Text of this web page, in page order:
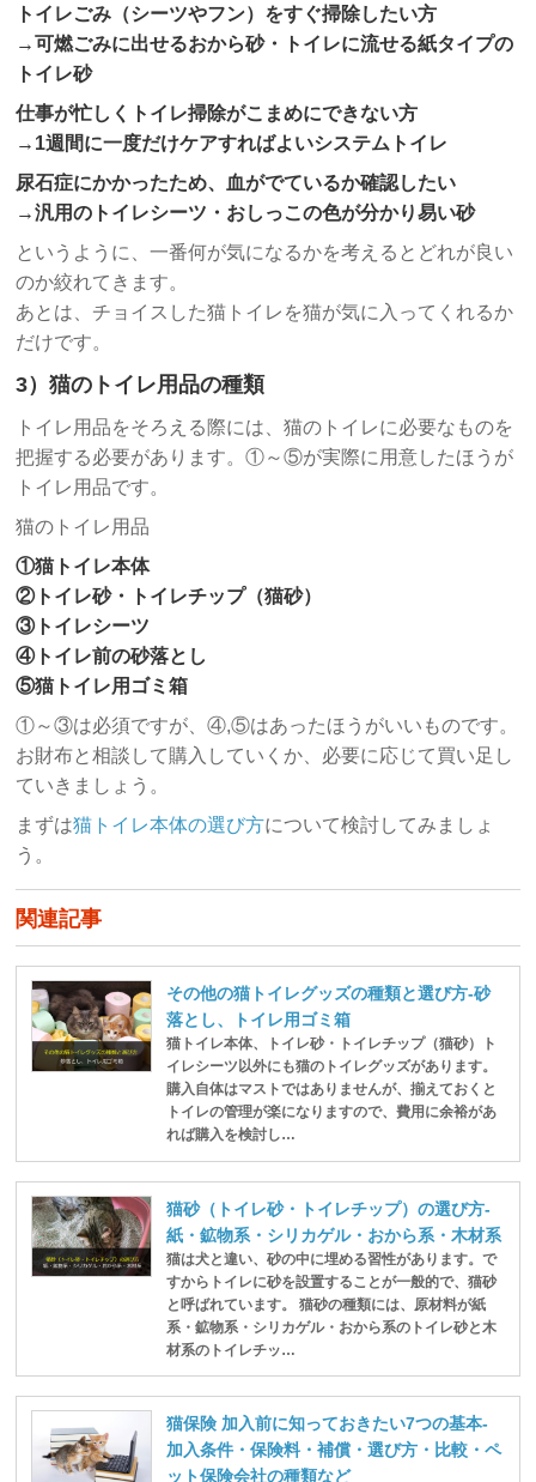
トイレごみ（シーツやフン）をすぐ掃除したい方
→可燃ごみに出せるおから砂・トイレに流せる紙タイプの
トイレ砂
仕事が忙しくトイレ掃除がこまめにできない方
→1週間に一度だけケアすればよいシステムトイレ
尿石症にかかったため、血がでているか確認したい
→汎用のトイレシーツ・おしっこの色が分かり易い砂
というように、一番何が気になるかを考えるとどれが良い
のか絞れてきます。
あとは、チョイスした猫トイレを猫が気に入ってくれるか
だけです。
3）猫のトイレ用品の種類
トイレ用品をそろえる際には、猫のトイレに必要なものを
把握する必要があります。①～⑤が実際に用意したほうが
トイレ用品です。
猫のトイレ用品
①猫トイレ本体
②トイレ砂・トイレチップ（猫砂）
③トイレシーツ
④トイレ前の砂落とし
⑤猫トイレ用ゴミ箱
①～③は必須ですが、④,⑤はあったほうがいいものです。
お財布と相談して購入していくか、必要に応じて買い足し
ていきましょう。
まずは猫トイレ本体の選び方について検討してみましょ
う。
関連記事
その他の猫トイレグッズの種類と選び方-砂
落とし、トイレ用ゴミ箱
猫トイレ本体、トイレ砂・トイレチップ（猫砂）ト
イレシーツ以外にも猫のトイレグッズがあります。
購入自体はマストではありませんが、揃えておくと
トイレの管理が楽になりますので、費用に余裕があ
れば購入を検討し…
猫砂（トイレ砂・トイレチップ）の選び方-
紙・鉱物系・シリカゲル・おから系・木材系
猫は犬と違い、砂の中に埋める習性があります。で
すからトイレに砂を設置することが一般的で、猫砂
と呼ばれています。 猫砂の種類には、原材料が紙
系・鉱物系・シリカゲル・おから系のトイレ砂と木
材系のトイレチッ…
猫保険 加入前に知っておきたい7つの基本-
加入条件・保険料・補償・選び方・比較・ペ
ット保険会社の種類など